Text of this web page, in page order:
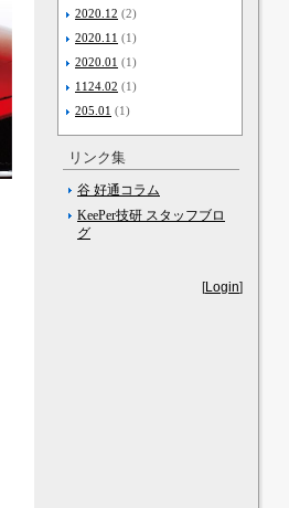
2020.12 (2)
2020.11 (1)
2020.01 (1)
1124.02 (1)
205.01 (1)
リンク集
谷 好通コラム
KeePer技研 スタッフブロ
グ
[Login]